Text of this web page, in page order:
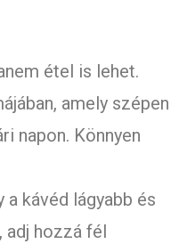
étel is lehet.
amely szépen
napon. Könnyen
a kávéd lágyabb és
hozzá fél